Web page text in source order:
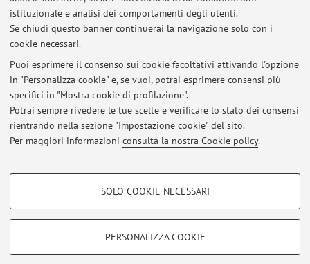
istituzionale e analisi dei comportamenti degli utenti.
Se chiudi questo banner continuerai la navigazione solo con i
cookie necessari.
Puoi esprimere il consenso sui cookie facoltativi attivando l'opzione
in "Personalizza cookie" e, se vuoi, potrai esprimere consensi più
specifici in "Mostra cookie di profilazione".
Potrai sempre rivedere le tue scelte e verificare lo stato dei consensi
rientrando nella sezione "Impostazione cookie" del sito.
Per maggiori informazioni consulta la nostra Cookie policy.
COOKIE DI PROFILAZIONE - FACOLTATIVI
SOLO COOKIE NECESSARI
PERSONALIZZA COOKIE
ORCID
Ultimi avvisi
Al momento non sono presenti avvisi.
Area riservata
Accedi tramiteloginper gestire tutti i contenuti del sito.